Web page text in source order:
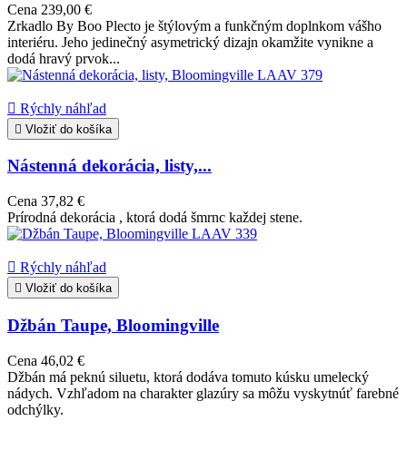
Cena 239,00 €
Zrkadlo By Boo Plecto je štýlovým a funkčným doplnkom vášho
interiéru. Jeho jedinečný asymetrický dizajn okamžite vynikne a
dodá hravý prvok...
 Rýchly náhľad
 Vložiť do košíka
Nástenná dekorácia, listy,...
Cena 37,82 €
Prírodná dekorácia , ktorá dodá šmrnc každej stene.
 Rýchly náhľad
 Vložiť do košíka
Džbán Taupe, Bloomingville
Cena 46,02 €
Džbán má peknú siluetu, ktorá dodáva tomuto kúsku umelecký
nádych. Vzhľadom na charakter glazúry sa môžu vyskytnúť farebné
odchýlky.